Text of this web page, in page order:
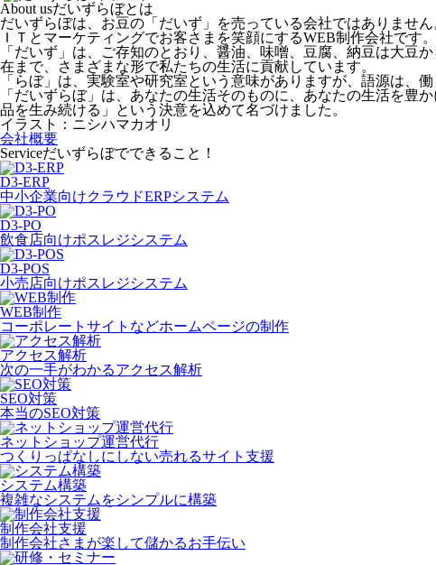
About usだいずらぼとは
だいずらぼは、お豆の「だいず」を売っている会社ではありません
ＩＴとマーケティングでお客さまを笑顔にするWEB制作会社です。
「だいず」は、ご存知のとおり、醤油、味噌、豆腐、納豆は大豆
在まで、さまざまな形で私たちの生活に貢献しています。
「らぼ」は、実験室や研究室という意味がありますが、語源は、
「だいずらぼ」は、あなたの生活そのものに、あなたの生活を
品を生み続ける」という決意を込めて名づけました。
イラスト：ニシハマカオリ
会社概要
Serviceだいずらぼでできること！
D3-ERP
中小企業向けクラウドERPシステム
D3-PO
飲食店向けポスレジシステム
D3-POS
小売店向けポスレジシステム
WEB制作
コーポレートサイトなどホームページの制作
アクセス解析
次の一手がわかるアクセス解析
SEO対策
本当のSEO対策
ネットショップ運営代行
つくりっぱなしにしない売れるサイト支援
システム構築
複雑なシステムをシンプルに構築
制作会社支援
制作会社さまが楽して儲かるお手伝い